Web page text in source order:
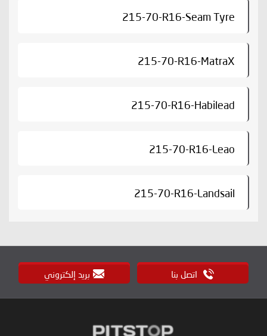
215-70-R16-Seam Tyre
215-70-R16-MatraX
215-70-R16-Habilead
215-70-R16-Leao
215-70-R16-Landsail
اتصل بنا بريد إلكتروني